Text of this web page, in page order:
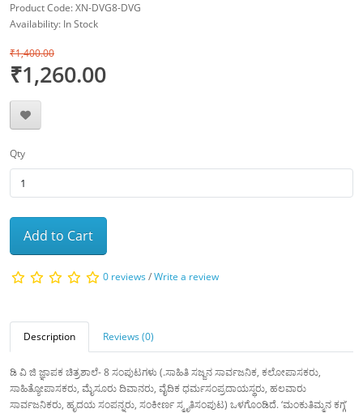
Product Code: XN-DVG8-DVG
Availability: In Stock
₹1,400.00
₹1,260.00
Qty
Add to Cart
0 reviews/Write a review
Description Reviews (0)
ಡಿ ವಿ ಜಿ ಜ್ಞಾಪಕ ಚಿತ್ರಶಾಲೆ- 8 ಸಂಪುಟಗಳು (.ಸಾಹಿತಿ ಸಜ್ಜನ ಸಾರ್ವಜನಿಕ, ಕಲೋಪಾಸಕರು,
ಸಾಹಿತ್ಯೋಪಾಸಕರು, ಮೈಸೂರು ದಿವಾನರು, ವೈದಿಕ ಧರ್ಮಸಂಪ್ರದಾಯಸ್ಥರು, ಹಲವಾರು
ಸಾರ್ವಜನಿಕರು, ಹೃದಯ ಸಂಪನ್ನರು, ಸಂಕೀರ್ಣ ಸ್ಮೃತಿಸಂಪುಟ) ಒಳಗೊಂಡಿದೆ. ‘ಮಂಕುತಿಮ್ಮನ ಕಗ್ಗ’